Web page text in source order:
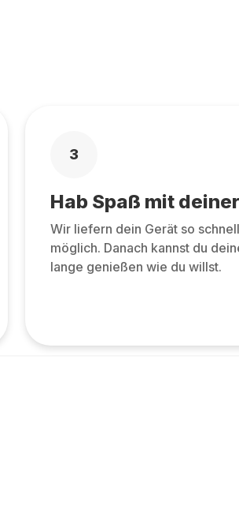
3
Hab Spaß mit
Wir liefern dein Gerät so
möglich. Danach kannst du
lange genießen wie du willst.